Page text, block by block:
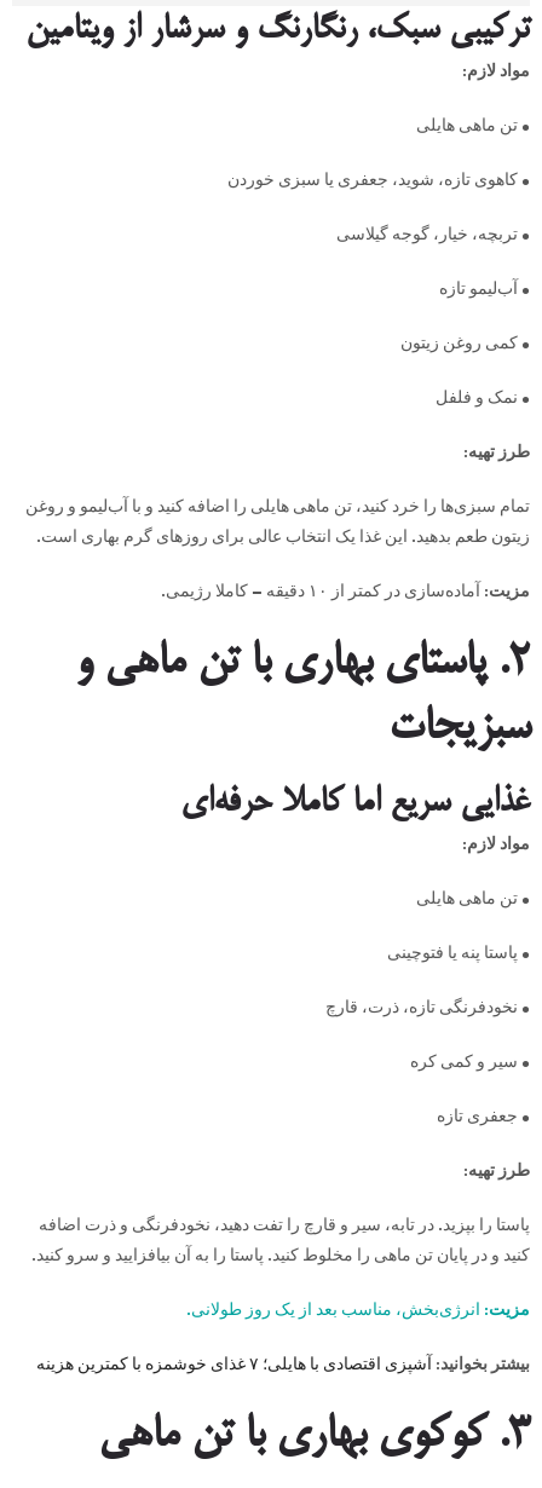
ترکیبی سبک، رنگارنگ و سرشار از ویتامین
مواد لازم:
• تن ماهی هایلی
• کاهوی تازه، شوید، جعفری یا سبزی خوردن
• تربچه، خیار، گوجه گیلاسی
• آب‌لیمو تازه
• کمی روغن زیتون
• نمک و فلفل
طرز تهیه:
تمام سبزی‌ها را خرد کنید، تن ماهی هایلی را اضافه کنید و با آب‌لیمو و روغن
زیتون طعم بدهید. این غذا یک انتخاب عالی برای روزهای گرم بهاری است.
مزیت: آماده‌سازی در کمتر از ۱۰ دقیقه – کاملا رژیمی.
۲. پاستای بهاری با تن ماهی و
سبزیجات
غذایی سریع اما کاملا حرفه‌ای
مواد لازم:
• تن ماهی هایلی
• پاستا پنه یا فتوچینی
• نخودفرنگی تازه، ذرت، قارچ
• سیر و کمی کره
• جعفری تازه
طرز تهیه:
پاستا را بپزید. در تابه، سیر و قارچ را تفت دهید، نخودفرنگی و ذرت اضافه
کنید و در پایان تن ماهی را مخلوط کنید. پاستا را به آن بیافزایید و سرو کنید.
مزیت: انرژی‌بخش، مناسب بعد از یک روز طولانی.
بیشتر بخوانید: آشپزی اقتصادی با هایلی؛ ۷ غذای خوشمزه با کمترین هزینه
۳. کوکوی بهاری با تن ماهی